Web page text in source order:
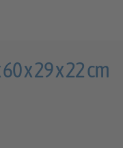
x 29 x 22 cm